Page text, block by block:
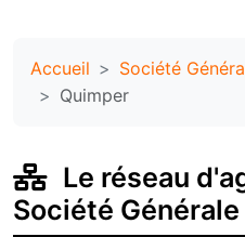
Accueil Société
Quimper
Le réseau
Société